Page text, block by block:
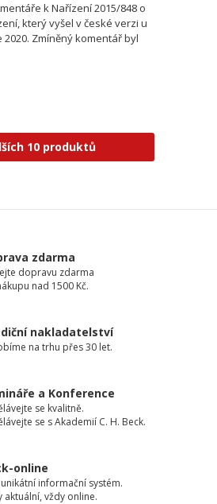
k Nařízení 2015/848 o
který vyšel v české verzi u
2020. Zmíněný komentář byl
10 produktů
zdarma
dopravu zdarma
nad 1500 Kč.
nakladatelství
na trhu přes 30 let.
a Konference
se kvalitně.
se s Akademií C. H. Beck.
online
informační systém.
aktuální, vždy online.